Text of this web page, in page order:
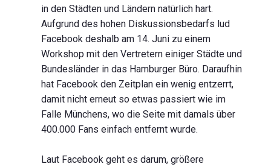
in den Städten und Ländern natürlich hart.
Aufgrund des hohen Diskussionsbedarfs lud
Facebook deshalb am 14. Juni zu einem
Workshop mit den Vertretern einiger Städte und
Bundesländer in das Hamburger Büro. Daraufhin
hat Facebook den Zeitplan ein wenig entzerrt,
damit nicht erneut so etwas passiert wie im
Falle Münchens, wo die Seite mit damals über
400.000 Fans einfach entfernt wurde.
Laut Facebook geht es darum, größere